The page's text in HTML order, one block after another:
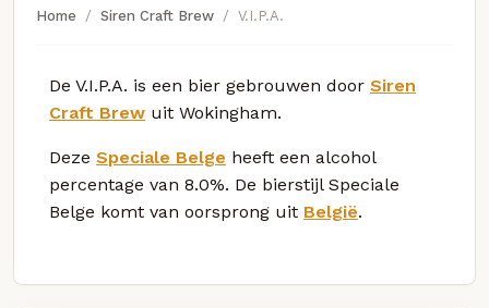
Home Siren Craft Brew V.I.P.A.
De V.I.P.A. is een bier gebrouwen door Siren
Craft Brew uit Wokingham.
Deze Speciale Belge heeft een alcohol
percentage van 8.0%. De bierstijl Speciale
Belge komt van oorsprong uit België.